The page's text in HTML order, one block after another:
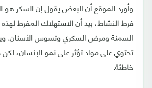
وأورد الموقع أن البعض يقول إن السكر
فرط النشاط، بيد أن الاستهلاك المفرط
السمنة ومرض السكري وتسوس الأسنان.
تحتوي على مواد تؤثر على نمو الإنسان،
خاطئة.